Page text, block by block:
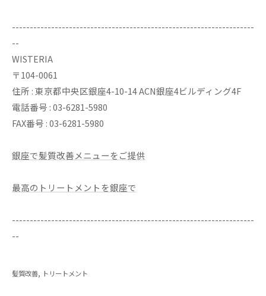
--------------------------------------------------------------------
--
WISTERIA
〒104-0061
住所 : 東京都中央区銀座4-10-14 ACN銀座4ビルディング4F
電話番号 : 03-6281-5980
FAX番号 : 03-6281-5980
銀座で髪質改善メニューをご提供
最高のトリートメントを銀座で
--------------------------------------------------------------------
--
髪質改善 トリートメント